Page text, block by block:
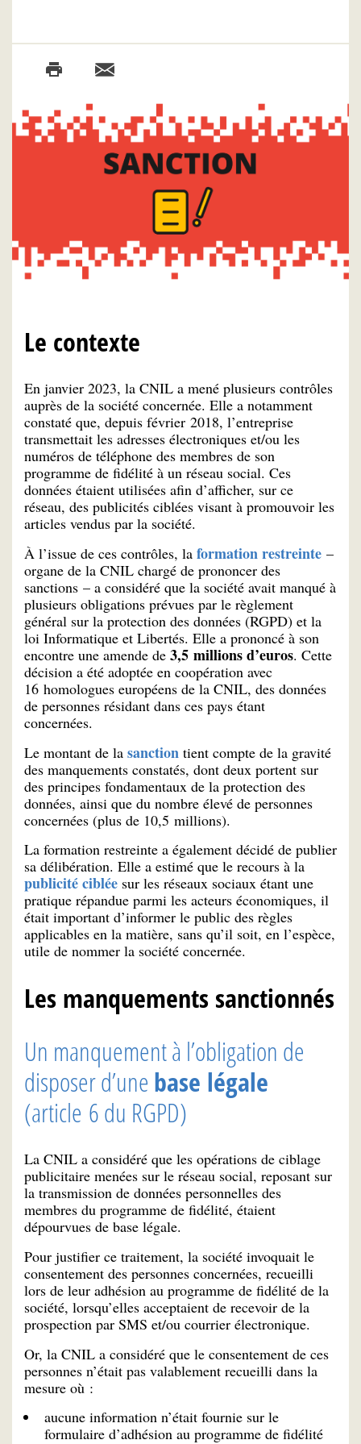
Le contexte
En janvier 2023, la CNIL a mené plusieurs contrôles
auprès de la société concernée. Elle a notamment
constaté que, depuis février 2018, l’entreprise
transmettait les adresses électroniques et/ou les
numéros de téléphone des membres de son
programme de fidélité à un réseau social. Ces
données étaient utilisées afin d’afficher, sur ce
réseau, des publicités ciblées visant à promouvoir les
articles vendus par la société.
À l’issue de ces contrôles, la formation restreinte –
organe de la CNIL chargé de prononcer des
sanctions – a considéré que la société avait manqué à
plusieurs obligations prévues par le règlement
général sur la protection des données (RGPD) et la
loi Informatique et Libertés. Elle a prononcé à son
encontre une amende de 3,5 millions d’euros. Cette
décision a été adoptée en coopération avec
16 homologues européens de la CNIL, des données
de personnes résidant dans ces pays étant
concernées.
Le montant de la sanction tient compte de la gravité
des manquements constatés, dont deux portent sur
des principes fondamentaux de la protection des
données, ainsi que du nombre élevé de personnes
concernées (plus de 10,5 millions).
La formation restreinte a également décidé de publier
sa délibération. Elle a estimé que le recours à la
publicité ciblée sur les réseaux sociaux étant une
pratique répandue parmi les acteurs économiques, il
était important d’informer le public des règles
applicables en la matière, sans qu’il soit, en l’espèce,
utile de nommer la société concernée.
Les manquements sanctionnés
Un manquement à l’obligation de
disposer d’une base légale
(article 6 du RGPD)
La CNIL a considéré que les opérations de ciblage
publicitaire menées sur le réseau social, reposant sur
la transmission de données personnelles des
membres du programme de fidélité, étaient
dépourvues de base légale.
Pour justifier ce traitement, la société invoquait le
consentement des personnes concernées, recueilli
lors de leur adhésion au programme de fidélité de la
société, lorsqu’elles acceptaient de recevoir de la
prospection par SMS et/ou courrier électronique.
Or, la CNIL a considéré que le consentement de ces
personnes n’était pas valablement recueilli dans la
mesure où :
aucune information n’était fournie sur le
formulaire d’adhésion au programme de fidélité